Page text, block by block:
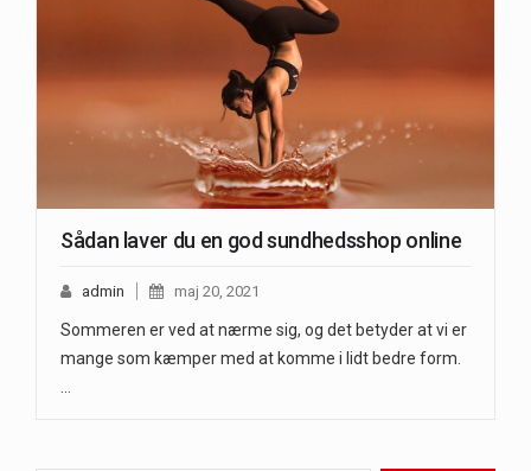
Sådan laver du en god sundhedsshop online
admin maj 20, 2021
Sommeren er ved at nærme sig, og det betyder at vi er
mange som kæmper med at komme i lidt bedre form.